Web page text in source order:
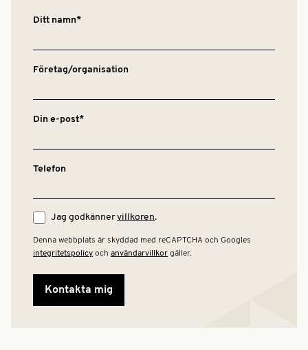
Ditt namn*
Företag/organisation
Din e-post*
Telefon
Jag godkännervillkoren.
Denna webbplats är skyddad med reCAPTCHA och Googles
integritetspolicy och användarvillkor gäller.